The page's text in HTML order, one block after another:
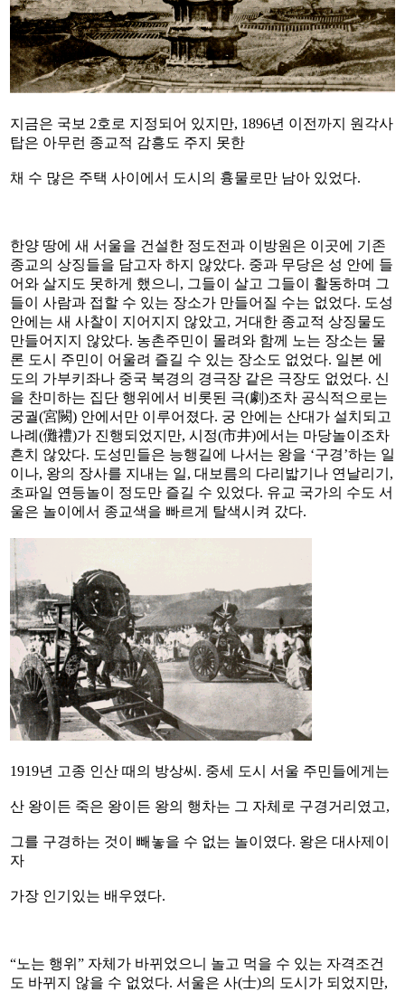
지금은 국보 2호로 지정되어 있지만, 1896년 이전까지 원각사
탑은 아무런 종교적 감흥도 주지 못한
채 수 많은 주택 사이에서 도시의 흉물로만 남아 있었다.
한양 땅에 새 서울을 건설한 정도전과 이방원은 이곳에 기존
종교의 상징들을 담고자 하지 않았다. 중과 무당은 성 안에 들
어와 살지도 못하게 했으니, 그들이 살고 그들이 활동하며 그
들이 사람과 접할 수 있는 장소가 만들어질 수는 없었다. 도성
안에는 새 사찰이 지어지지 않았고, 거대한 종교적 상징물도
만들어지지 않았다. 농촌주민이 몰려와 함께 노는 장소는 물
론 도시 주민이 어울려 즐길 수 있는 장소도 없었다. 일본 에
도의 가부키좌나 중국 북경의 경극장 같은 극장도 없었다. 신
을 찬미하는 집단 행위에서 비롯된 극(劇)조차 공식적으로는
궁궐(宮闕) 안에서만 이루어졌다. 궁 안에는 산대가 설치되고
나례(儺禮)가 진행되었지만, 시정(市井)에서는 마당놀이조차
흔치 않았다. 도성민들은 능행길에 나서는 왕을 ‘구경’하는 일
이나, 왕의 장사를 지내는 일, 대보름의 다리밟기나 연날리기,
초파일 연등놀이 정도만 즐길 수 있었다. 유교 국가의 수도 서
울은 놀이에서 종교색을 빠르게 탈색시켜 갔다.
1919년 고종 인산 때의 방상씨. 중세 도시 서울 주민들에게는
산 왕이든 죽은 왕이든 왕의 행차는 그 자체로 구경거리였고,
그를 구경하는 것이 빼놓을 수 없는 놀이였다. 왕은 대사제이
자
가장 인기있는 배우였다.
“노는 행위” 자체가 바뀌었으니 놀고 먹을 수 있는 자격조건
도 바뀌지 않을 수 없었다. 서울은 사(士)의 도시가 되었지만,